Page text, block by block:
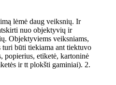
lėmė daug veiksnių. Ir
nuo objektyvių ir
Objektyviems veiksniams,
turi būti tiekiama ant tiektuvo
popierius, etiketė, kartoninė
ir tt plokšti gaminiai). 2.